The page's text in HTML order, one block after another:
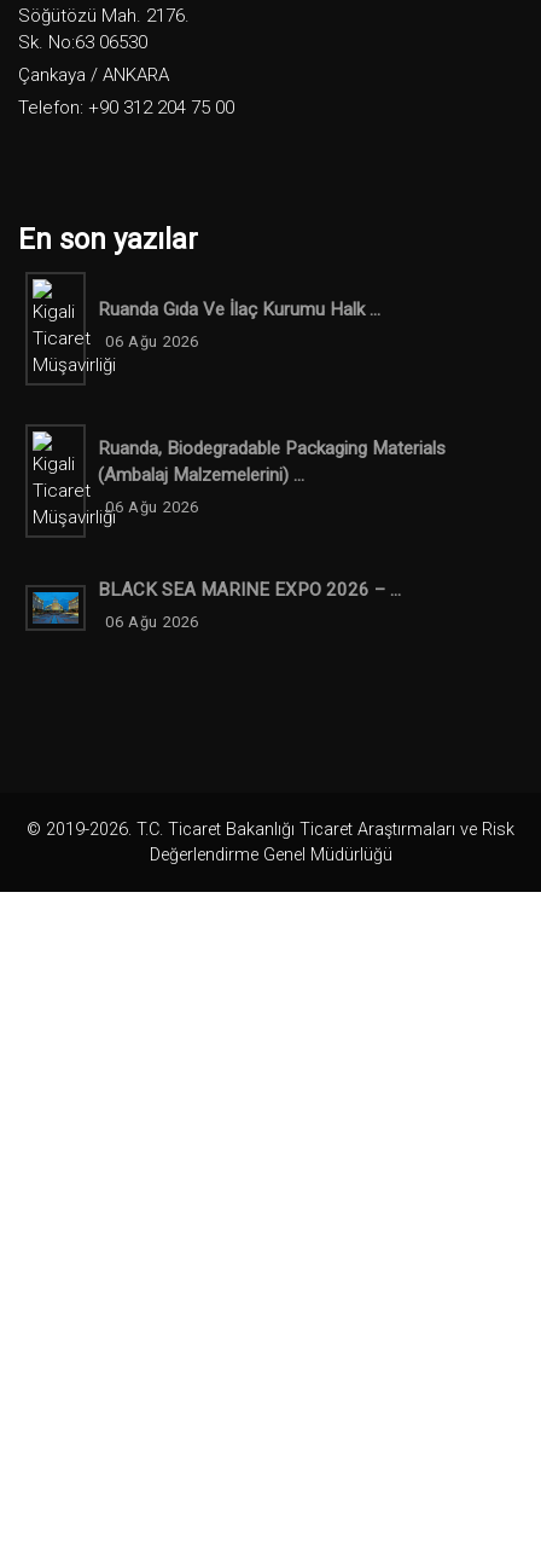
Söğütözü Mah. 2176.
Sk. No:63 06530
Çankaya / ANKARA
Telefon: +90 312 204 75 00
En son yazılar
Ruanda Gıda Ve İlaç Kurumu Halk ...
06 Ağu 2026
Ruanda, Biodegradable Packaging Materials
(ambalaj Malzemelerini) ...
06 Ağu 2026
BLACK SEA MARINE EXPO 2026 – ...
06 Ağu 2026
© 2019-2026. T.C. Ticaret Bakanlığı Ticaret Araştırmaları ve Risk
Değerlendirme Genel Müdürlüğü